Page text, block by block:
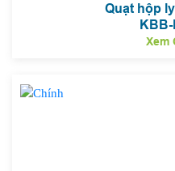
Quạt hộp
KBB-
Xem